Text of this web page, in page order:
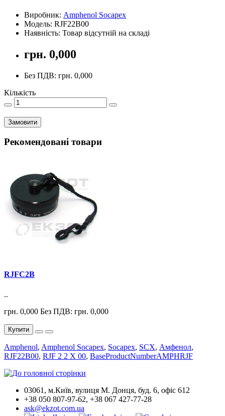
Виробник: Amphenol Socapex
Модель: RJF22B00
Наявність: Товар відсутній на складі
грн. 0,000
Без ПДВ: грн. 0,000
Кількість
Замовити
Рекомендовані товари
RJFC2B
..
грн. 0,000 Без ПДВ: грн. 0,000
Купити
Amphenol, Amphenol Socapex, Socapex, SCX, Амфенол,
RJF22B00, RJF 2 2 X 00, BaseProductNumberAMPHRJF
03061, м.Київ, вулиця М. Донця, буд. 6, офіс 612
+38 050 807-97-62, +38 067 427-77-28
ask@ekzot.com.ua